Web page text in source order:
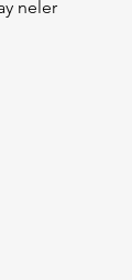
neler